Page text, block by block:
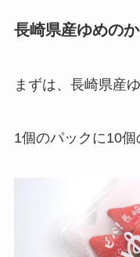
長崎県産ゆめの
まずは、長崎県産
1個のパックに10個